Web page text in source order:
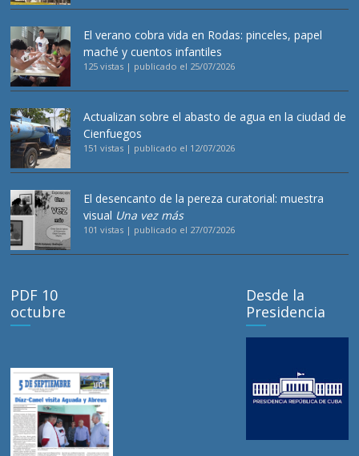
El verano cobra vida en Rodas: pinceles, papel
maché y cuentos infantiles
125 vistas | publicado el 25/07/2026
Actualizan sobre el abasto de agua en la ciudad de
Cienfuegos
151 vistas | publicado el 12/07/2026
El desencanto de la pereza curatorial: muestra
visual Una vez más
101 vistas | publicado el 27/07/2026
PDF 10
octubre
Desde la
Presidencia